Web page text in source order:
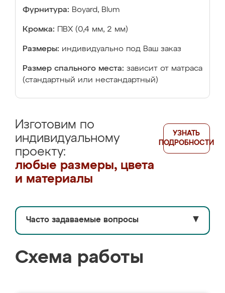
Фурнитура: Boyard, Blum
Кромка: ПВХ (0,4 мм, 2 мм)
Размеры: индивидуально под Ваш заказ
Размер спального места: зависит от матраса
(стандартный или нестандартный)
Изготовим по
индивидуальному
проекту:
любые размеры, цвета
и материалы
УЗНАТЬ
ПОДРОБНОСТИ
Часто задаваемые вопросы ▼
Схема работы